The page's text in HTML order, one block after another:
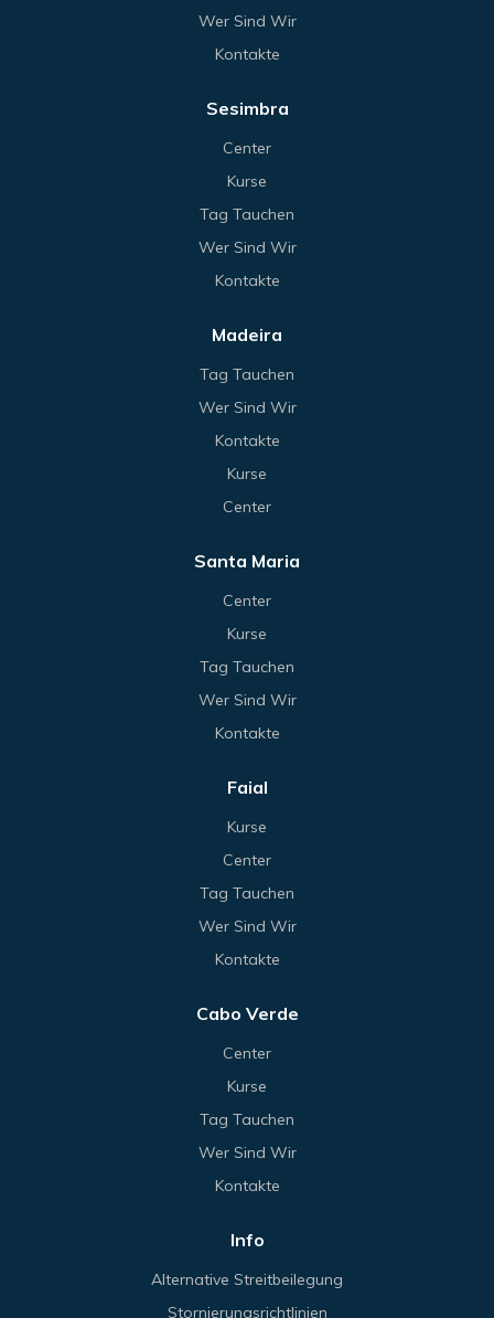
Wer Sind Wir
Kontakte
Sesimbra
Center
Kurse
Tag Tauchen
Wer Sind Wir
Kontakte
Madeira
Tag Tauchen
Wer Sind Wir
Kontakte
Kurse
Center
Santa Maria
Center
Kurse
Tag Tauchen
Wer Sind Wir
Kontakte
Faial
Kurse
Center
Tag Tauchen
Wer Sind Wir
Kontakte
Cabo Verde
Center
Kurse
Tag Tauchen
Wer Sind Wir
Kontakte
Info
Alternative Streitbeilegung
Stornierungsrichtlinien